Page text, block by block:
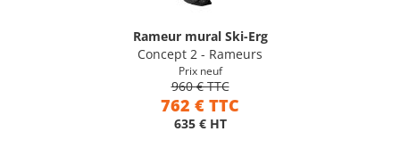
Rameur mural Ski-Erg
Concept 2 - Rameurs
Prix neuf
960 € TTC
762 € TTC
635 € HT